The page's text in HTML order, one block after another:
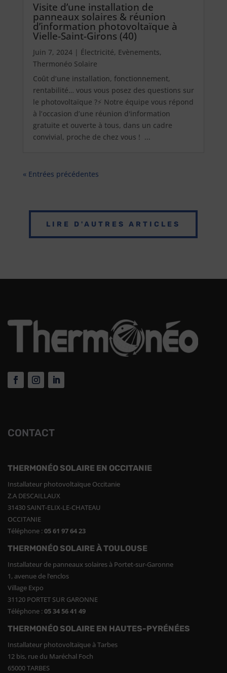
Visite d’une installation de
panneaux solaires & réunion
d’information photovoltaïque à
Vielle-Saint-Girons (40)
Juin 7, 2024| Électricité, Evènements,
Thermonéo Solaire
Coût d’une installation, fonctionnement,
rentabilité… vous vous posez des questions sur
le photovoltaïque ?⚡ Notre équipe vous répond
à l’occasion d’une réunion d'information
gratuite et ouverte à tous, dans un cadre
convivial, proche de chez vous ! ...
« Entrées précédentes
LIRE D'AUTRES ARTICLES
CONTACT
THERMONÉO SOLAIRE EN OCCITANIE
Installateur photovoltaïque Occitanie
Z.A DESCAILLAUX
31430 SAINT-ELIX-LE-CHATEAU
OCCITANIE
Téléphone :05 61 97 64 23
THERMONÉO SOLAIRE À TOULOUSE
Installateur de panneaux solaires à Portet-sur-Garonne
1, avenue de l’enclos
Village Expo
31120 PORTET SUR GARONNE
Téléphone :05 34 56 41 49
THERMONÉO SOLAIRE EN HAUTES-PYRÉNÉES
Installateur photovoltaïque à Tarbes
12 bis, rue du Maréchal Foch
65000 TARBES